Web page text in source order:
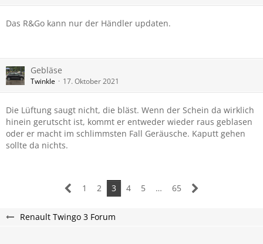
Das R&Go kann nur der Händler updaten.
Gebläse
Twinkle 17. Oktober 2021
Die Lüftung saugt nicht, die bläst. Wenn der Schein da wirklich
hinein gerutscht ist, kommt er entweder wieder raus geblasen
oder er macht im schlimmsten Fall Geräusche. Kaputt gehen
sollte da nichts.
1 2 3 4 5 … 65
Renault Twingo 3 Forum